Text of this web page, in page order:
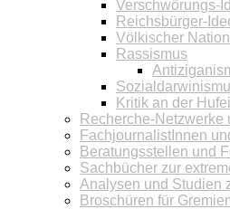
Verschwörungs-
Reichsbürger-
Völkischer
Rassismus
Kritik an der
Recherche-
FachjournalistInnen
Beratungsstellen und
Sachbücher zur
Analysen und Studien
Broschüren für